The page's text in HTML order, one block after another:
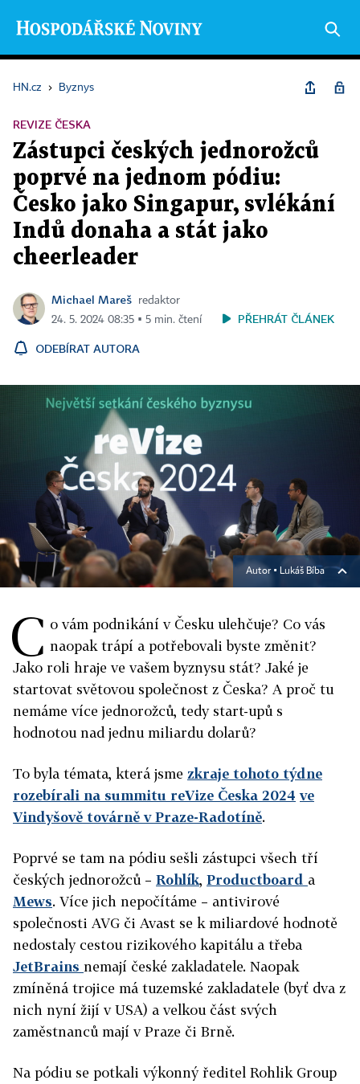
HN.cz › Byznys
REVIZE ČESKA
Zástupci českých jednorožců
poprvé na jednom pódiu:
Česko jako Singapur, svlékání
Indů donaha a stát jako
cheerleader
Michael Mareš
redaktor
24. 5. 2024 08:35 ▪ 5 min. čtení
PŘEHRÁT ČLÁNEK
ODEBÍRAT AUTORA
Autor ▪ Lukáš Bíba
C o vám podnikání v Česku ulehčuje? Co vás
naopak trápí a potřebovali byste změnit?
Jako roli hraje ve vašem byznysu stát? Jaké je
startovat světovou společnost z Česka? A proč tu
nemáme více jednorožců, tedy start-upů s
hodnotou nad jednu miliardu dolarů?
To byla témata, která jsme zkraje tohoto týdne
rozebírali na summitu reVize Česka 2024 ve
Vindyšově továrně v Praze-Radotíně.
Poprvé se tam na pódiu sešli zástupci všech tří
českých jednorožců – Rohlík, Productboard a
Mews. Více jich nepočítáme – antivirové
společnosti AVG či Avast se k miliardové hodnotě
nedostaly cestou rizikového kapitálu a třeba
JetBrains nemají české zakladatele. Naopak
zmíněná trojice má tuzemské zakladatele (byť dva z
nich nyní žijí v USA) a velkou část svých
zaměstnanců mají v Praze či Brně.
Na pódiu se potkali výkonný ředitel Rohlik Group